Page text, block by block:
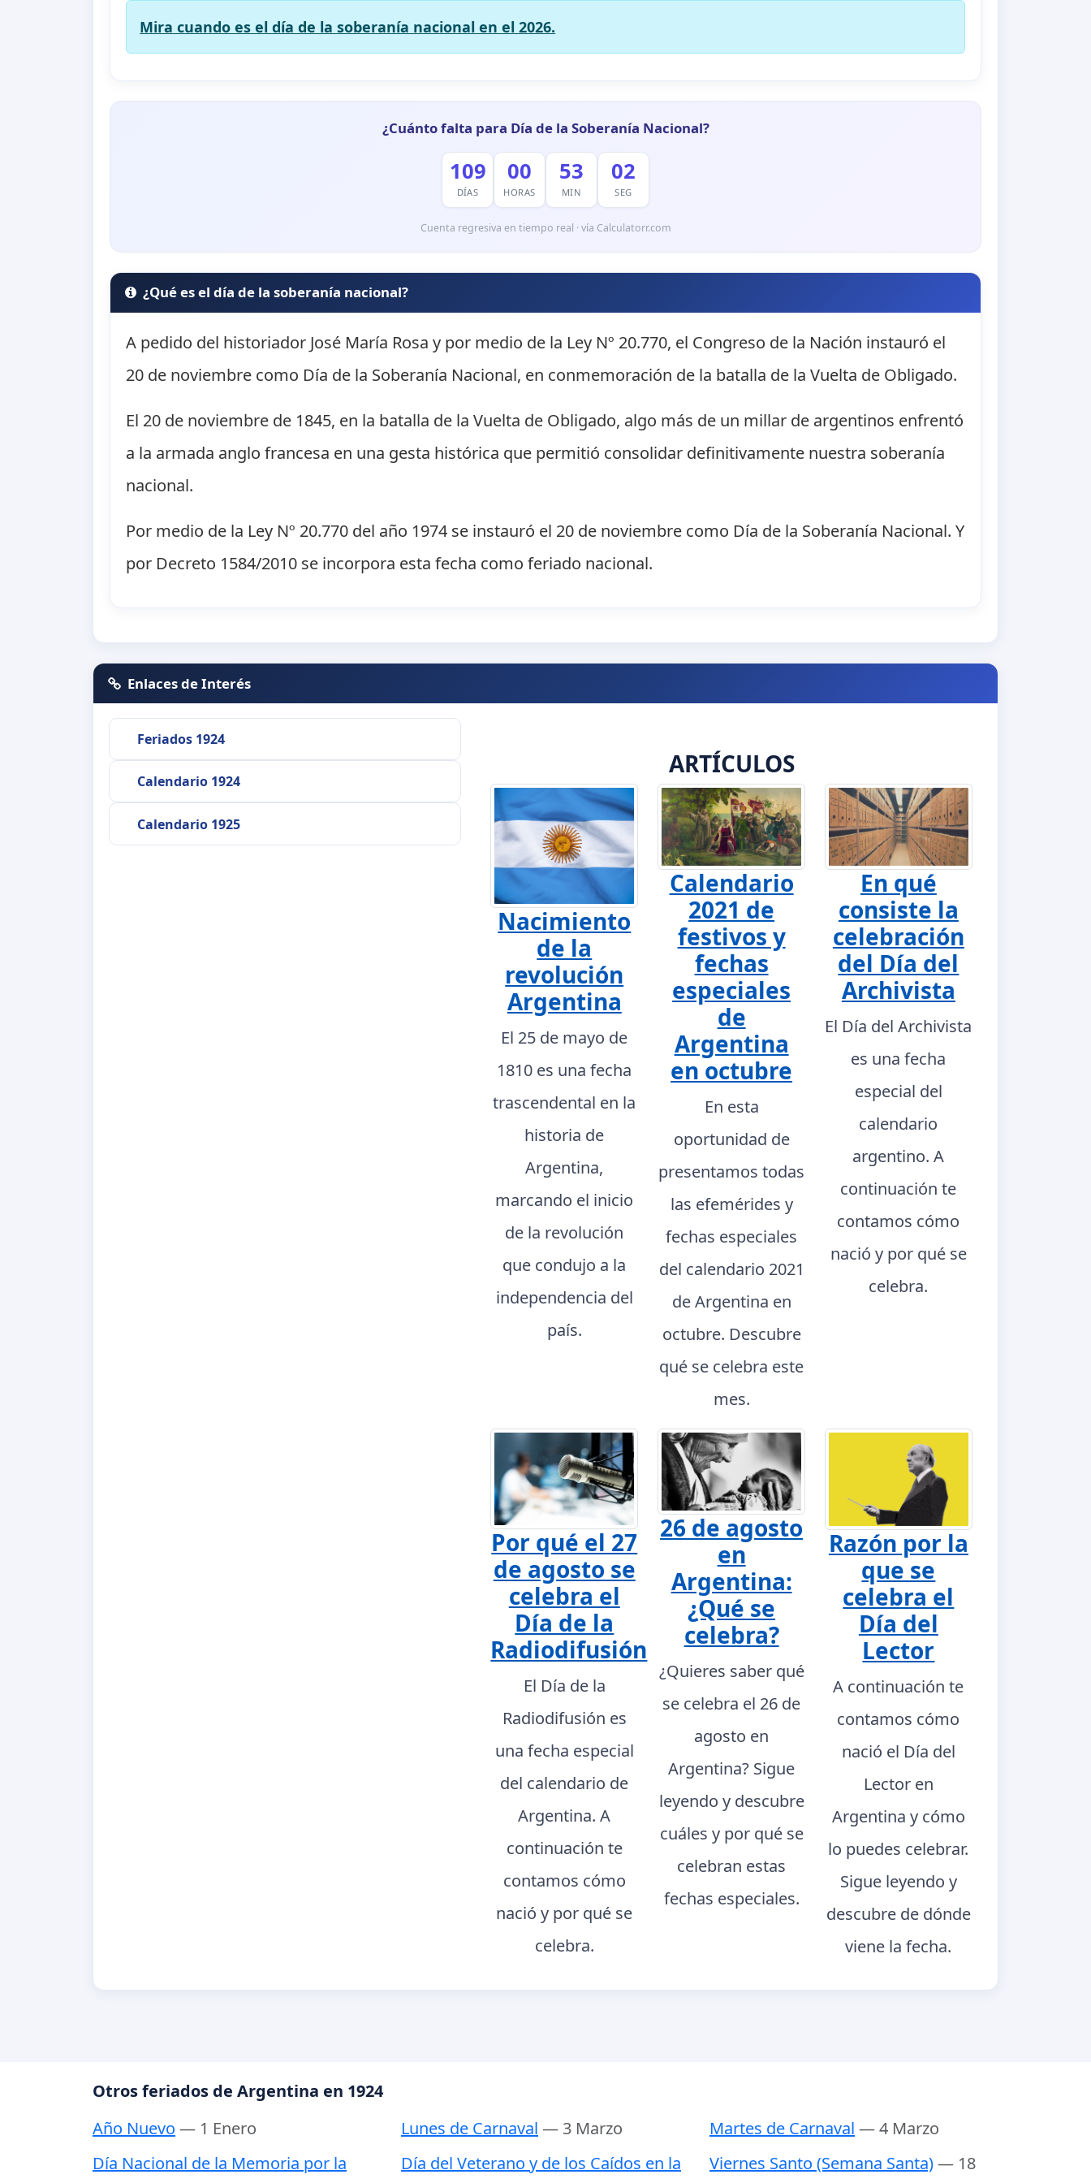
Mira cuando es el día de la soberanía nacional en el 2026.
¿Cuánto falta para Día de la Soberanía Nacional?
109
DÍAS
00
HORAS
53
MIN
01
SEG
Cuenta regresiva en tiempo real · vía Calculatorr.com
¿Qué es el día de la soberanía nacional?
A pedido del historiador José María Rosa y por medio de la Ley Nº 20.770, el Congreso de la Nación instauró el
20 de noviembre como Día de la Soberanía Nacional, en conmemoración de la batalla de la Vuelta de Obligado.
El 20 de noviembre de 1845, en la batalla de la Vuelta de Obligado, algo más de un millar de argentinos enfrentó
a la armada anglo francesa en una gesta histórica que permitió consolidar definitivamente nuestra soberanía
nacional.
Por medio de la Ley Nº 20.770 del año 1974 se instauró el 20 de noviembre como Día de la Soberanía Nacional. Y
por Decreto 1584/2010 se incorpora esta fecha como feriado nacional.
Enlaces de Interés
Feriados 1924
Calendario 1924
Calendario 1925
ARTÍCULOS
Nacimiento
de la
revolución
Argentina
El 25 de mayo de
1810 es una fecha
trascendental en la
historia de
Argentina,
marcando el inicio
de la revolución
que condujo a la
independencia del
país.
Calendario
2021 de
festivos y
fechas
especiales
de
Argentina
en octubre
En esta
oportunidad de
presentamos todas
las efemérides y
fechas especiales
del calendario 2021
de Argentina en
octubre. Descubre
qué se celebra este
mes.
En qué
consiste la
celebración
del Día del
Archivista
El Día del Archivista
es una fecha
especial del
calendario
argentino. A
continuación te
contamos cómo
nació y por qué se
celebra.
Por qué el 27
de agosto se
celebra el
Día de la
Radiodifusión
El Día de la
Radiodifusión es
una fecha especial
del calendario de
Argentina. A
continuación te
contamos cómo
nació y por qué se
celebra.
26 de agosto
en
Argentina:
¿Qué se
celebra?
¿Quieres saber qué
se celebra el 26 de
agosto en
Argentina? Sigue
leyendo y descubre
cuáles y por qué se
celebran estas
fechas especiales.
Razón por la
que se
celebra el
Día del
Lector
A continuación te
contamos cómo
nació el Día del
Lector en
Argentina y cómo
lo puedes celebrar.
Sigue leyendo y
descubre de dónde
viene la fecha.
Otros feriados de Argentina en 1924
Año Nuevo — 1 Enero Lunes de Carnaval — 3 Marzo Martes de Carnaval — 4 Marzo
Día Nacional de la Memoria por la
Día del Veterano y de los Caídos en la
Viernes Santo (Semana Santa)— 18